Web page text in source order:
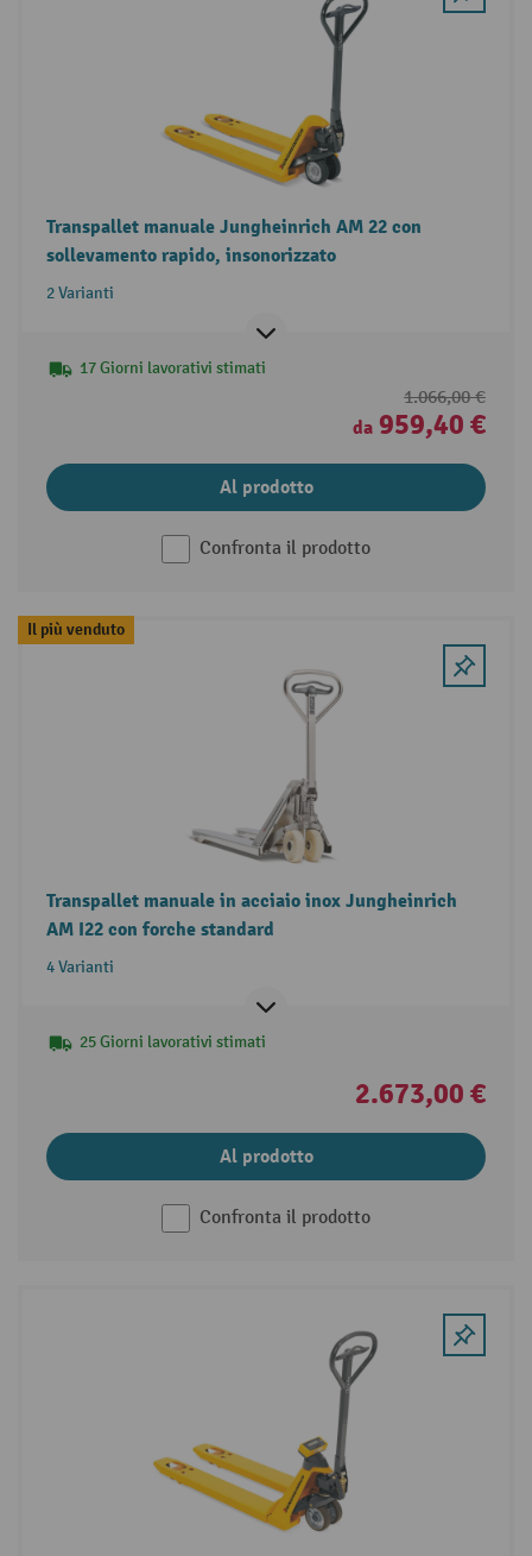
Transpallet manuale Jungheinrich AM 22 con
sollevamento rapido, insonorizzato
2 Varianti
17 Giorni lavorativi stimati
1.066,00 €
da 959,40 €
Al prodotto
Confronta il prodotto
Il più venduto
Transpallet manuale in acciaio inox Jungheinrich
AM I22 con forche standard
4 Varianti
25 Giorni lavorativi stimati
2.673,00 €
Al prodotto
Confronta il prodotto